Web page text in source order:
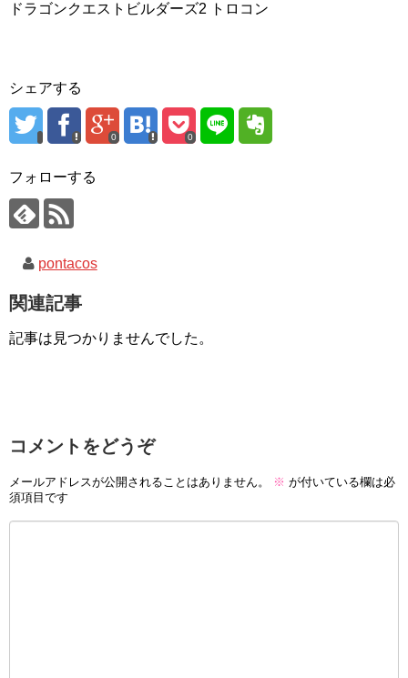
ドラゴンクエストビルダーズ2 トロコン
シェアする
0 0
フォローする
pontacos
関連記事
記事は見つかりませんでした。
コメントをどうぞ
メールアドレスが公開されることはありません。 ※ が付いている欄は必
須項目です